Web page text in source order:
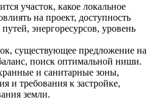
участок, какое локальное
на проект, доступность
энергоресурсов, уровень
существующее предложение на
поиск оптимальной ниши.
и санитарные зоны,
и требования к застройке,
земли.